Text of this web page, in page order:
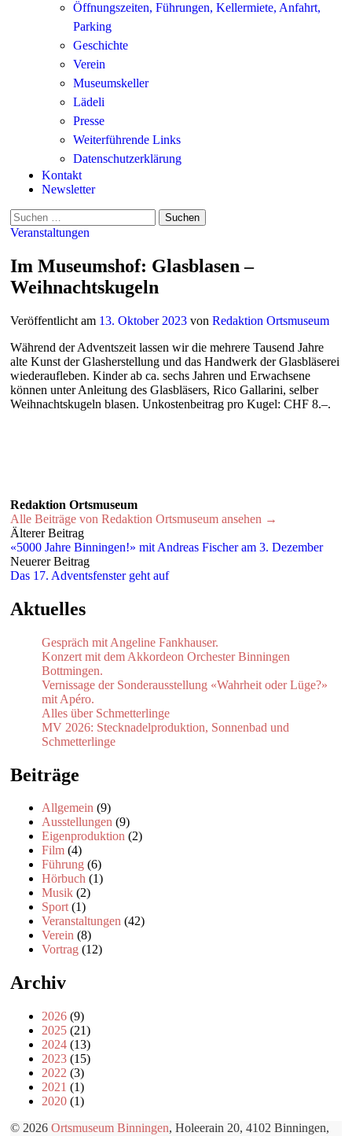
Öffnungszeiten, Führungen, Kellermiete, Anfahrt,
Parking
Geschichte
Verein
Museumskeller
Lädeli
Presse
Weiterführende Links
Datenschutzerklärung
Kontakt
Newsletter
Suchen
nach:
Veranstaltungen
Im Museumshof: Glasblasen –
Weihnachtskugeln
Veröffentlicht am 13. Oktober 2023 von Redaktion Ortsmuseum
Während der Adventszeit lassen wir die mehrere Tausend Jahre
alte Kunst der Glasherstellung und das Handwerk der Glasbläserei
wiederaufleben. Kinder ab ca. sechs Jahren und Erwachsene
können unter Anleitung des Glasbläsers, Rico Gallarini, selber
Weihnachtskugeln blasen. Unkostenbeitrag pro Kugel: CHF 8.–.
Redaktion Ortsmuseum
Alle Beiträge von Redaktion Ortsmuseum ansehen →
Beitrags-
Navigation
Älterer Beitrag
«5000 Jahre Binningen!» mit Andreas Fischer am 3. Dezember
Neuerer Beitrag
Das 17. Adventsfenster geht auf
Aktuelles
Gespräch mit Angeline Fankhauser.
Konzert mit dem Akkordeon Orchester Binningen
Bottmingen.
Vernissage der Sonderausstellung «Wahrheit oder Lüge?»
mit Apéro.
Alles über Schmetterlinge
MV 2026: Stecknadelproduktion, Sonnenbad und
Schmetterlinge
Beiträge
Allgemein (9)
Ausstellungen (9)
Eigenproduktion (2)
Film (4)
Führung (6)
Hörbuch (1)
Musik (2)
Sport(1)
Veranstaltungen (42)
Verein (8)
Vortrag (12)
Archiv
2026 (9)
2025 (21)
2024 (13)
2023 (15)
2022 (3)
2021 (1)
2020 (1)
© 2026 Ortsmuseum Binningen, Holeerain 20, 4102 Binningen,